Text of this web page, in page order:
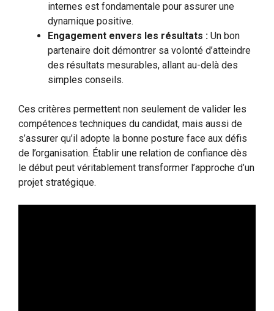
internes est fondamentale pour assurer une
dynamique positive.
Engagement envers les résultats : Un bon
partenaire doit démontrer sa volonté d’atteindre
des résultats mesurables, allant au-delà des
simples conseils.
Ces critères permettent non seulement de valider les
compétences techniques du candidat, mais aussi de
s’assurer qu’il adopte la bonne posture face aux défis
de l’organisation. Établir une relation de confiance dès
le début peut véritablement transformer l’approche d’un
projet stratégique.